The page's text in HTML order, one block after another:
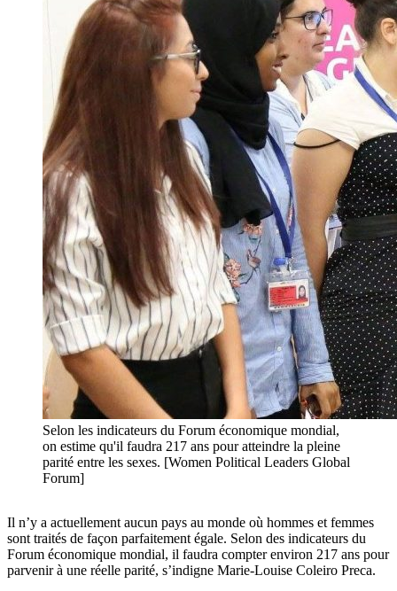
Selon les indicateurs du Forum économique mondial,
on estime qu'il faudra 217 ans pour atteindre la pleine
parité entre les sexes. [Women Political Leaders Global
Forum]
Il n’y a actuellement aucun pays au monde où hommes et femmes
sont traités de façon parfaitement égale. Selon des indicateurs du
Forum économique mondial, il faudra compter environ 217 ans pour
parvenir à une réelle parité, s’indigne Marie-Louise Coleiro Preca.